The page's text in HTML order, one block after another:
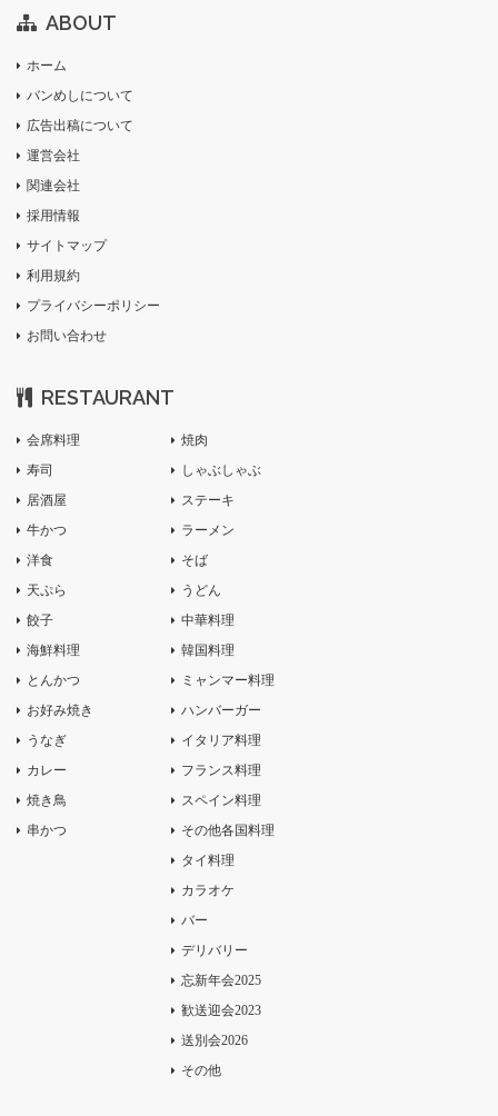
ABOUT
ホーム
バンめしについて
広告出稿について
運営会社
関連会社
採用情報
サイトマップ
利用規約
プライバシーポリシー
お問い合わせ
RESTAURANT
会席料理
寿司
居酒屋
牛かつ
洋食
天ぷら
餃子
海鮮料理
とんかつ
お好み焼き
うなぎ
カレー
焼き鳥
串かつ
焼肉
しゃぶしゃぶ
ステーキ
ラーメン
そば
うどん
中華料理
韓国料理
ミャンマー料理
ハンバーガー
イタリア料理
フランス料理
スペイン料理
その他各国料理
タイ料理
カラオケ
バー
デリバリー
忘新年会2025
歓送迎会2023
送別会2026
その他